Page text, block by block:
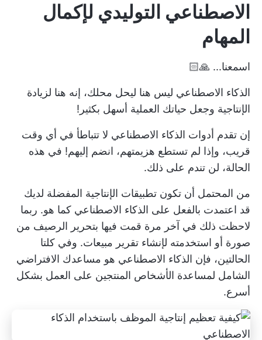
الاصطناعي التوليدي لإكمال
المهام
اسمعنا... 🙏🏻
الذكاء الاصطناعي ليس هنا ليحل محلك، إنه هنا لزيادة
الإنتاجية وجعل حياتك العملية أسهل بكثير!
إن تقدم أدوات الذكاء الاصطناعي لا تتباطأ في أي وقت
قريب، وإذا لم تستطع هزيمتهم، انضم إليهم! في هذه
الحالة، لن تندم على ذلك.
من المحتمل أن تكون تطبيقات الإنتاجية المفضلة لديك
قد اعتمدت بالفعل على الذكاء الاصطناعي كما هو. ربما
لاحظت ذلك في آخر مرة قمت فيها بتحرير الرصيف من
صورة أو استخدمته لإنشاء تقرير مبيعات. وفي كلتا
الحالتين، فإن الذكاء الاصطناعي هو مساعدك الافتراضي
الشامل لمساعدة الأشخاص المنتجين على العمل بشكل
أسرع.